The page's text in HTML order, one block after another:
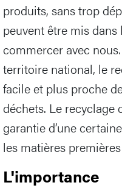
produits, sans trop
peuvent être mis dans
commercer avec
territoire national, le
facile et plus proche
déchets. Le recyclage
garantie d’une
les matières premières
L'importance